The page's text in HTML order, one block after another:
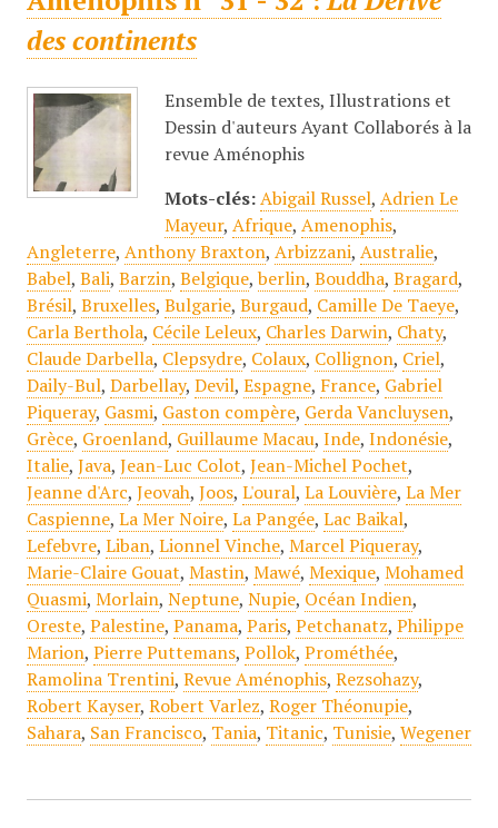
des continents
Ensemble de textes, Illustrations et
Dessin d'auteurs Ayant Collaborés à la
revue Aménophis
Mots-clés: Abigail Russel, Adrien Le
Mayeur, Afrique, Amenophis,
Angleterre, Anthony Braxton, Arbizzani, Australie,
Babel, Bali, Barzin, Belgique,berlin, Bouddha, Bragard,
Brésil, Bruxelles, Bulgarie, Burgaud, Camille De Taeye,
Carla Berthola, Cécile Leleux, Charles Darwin, Chaty,
Claude Darbella, Clepsydre, Colaux, Collignon, Criel,
Daily-Bul, Darbellay, Devil, Espagne, France, Gabriel
Piqueray, Gasmi, Gaston compère, Gerda Vancluysen,
Grèce, Groenland, Guillaume Macau, Inde, Indonésie,
Italie, Java, Jean-Luc Colot, Jean-Michel Pochet,
Jeanne d'Arc, Jeovah, Joos, L'oural, La Louvière, La Mer
Caspienne, La Mer Noire, La Pangée, Lac Baikal,
Lefebvre, Liban, Lionnel Vinche, Marcel Piqueray,
Marie-Claire Gouat, Mastin, Mawé, Mexique, Mohamed
Quasmi, Morlain, Neptune, Nupie, Océan Indien,
Oreste, Palestine, Panama, Paris, Petchanatz, Philippe
Marion, Pierre Puttemans, Pollok, Prométhée,
Ramolina Trentini, Revue Aménophis, Rezsohazy,
Robert Kayser, Robert Varlez, Roger Théonupie,
Sahara, San Francisco, Tania, Titanic, Tunisie, Wegener